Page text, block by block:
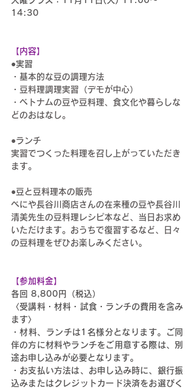
14:30
【内容】
●実習
・基本的な豆の調理方法
・豆料理調理実習（デモが中心）
・ベトナムの豆や豆料理、食文化や暮らしな
どのおはなし。
●ランチ
実習でつくった料理を召し上がっていただき
ます。
●豆と豆料理本の販売
べにや長谷川商店さんの在来種の豆や長谷川
清美先生の豆料理レシピ本など、当日お求め
いただけます。おうちで復習するなど、日々
の豆料理をぜひお楽しみください。
【参加料金】
各回 8,800円（税込）
〈受講料・材料・試食・ランチの費用を含み
ます〉
・材料、ランチは1名様分となります。ご同
伴の方に材料やランチをご用意する際は、別
途お申し込みが必要となります。
・お支払い方法は、お申し込み時に、銀行振
込みまたはクレジットカード決済をお選びく